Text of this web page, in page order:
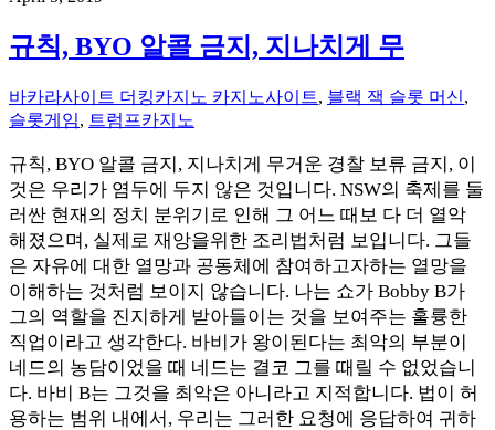
규칙, BYO 알콜 금지, 지나치게 무
바카라사이트 더킹카지노 카지노사이트, 블랙 잭 슬롯 머신,
슬롯게임, 트럼프카지노
규칙, BYO 알콜 금지, 지나치게 무거운 경찰 보류 금지, 이
것은 우리가 염두에 두지 않은 것입니다. NSW의 축제를 둘
러싼 현재의 정치 분위기로 인해 그 어느 때보 다 더 열악
해졌으며, 실제로 재앙을위한 조리법처럼 보입니다. 그들
은 자유에 대한 열망과 공동체에 참여하고자하는 열망을
이해하는 것처럼 보이지 않습니다. 나는 쇼가 Bobby B가
그의 역할을 진지하게 받아들이는 것을 보여주는 훌륭한
직업이라고 생각한다. 바비가 왕이된다는 최악의 부분이
네드의 농담이었을 때 네드는 결코 그를 때릴 수 없었습니
다. 바비 B는 그것을 최악은 아니라고 지적합니다. 법이 허
용하는 범위 내에서, 우리는 그러한 요청에 응답하여 귀하